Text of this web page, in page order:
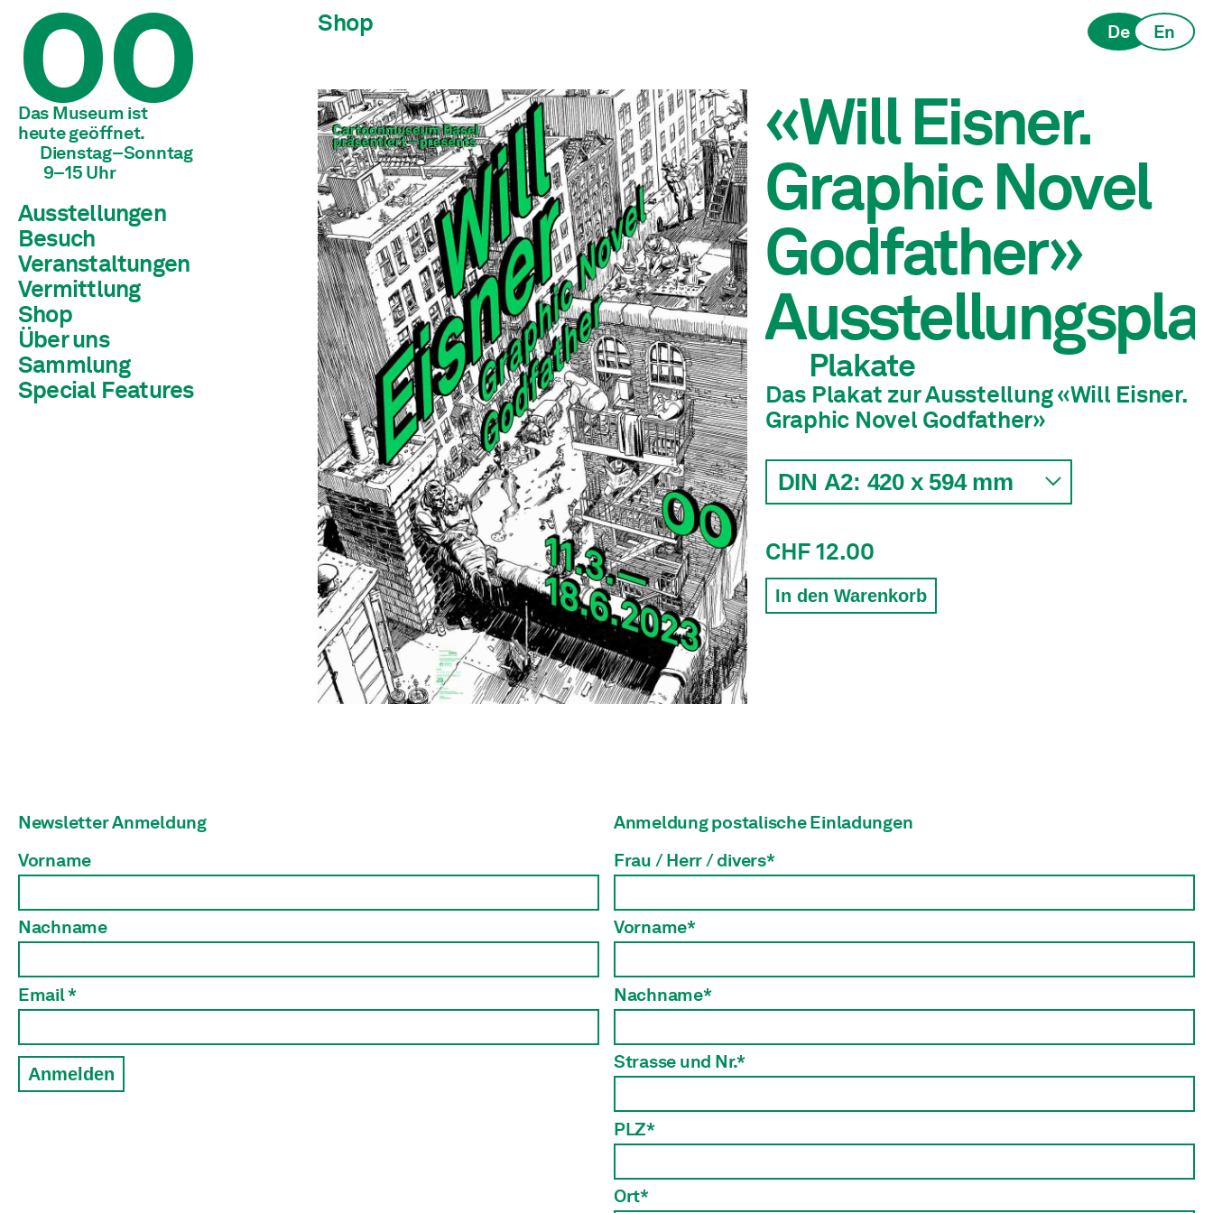
De En
Ausstellungen
Aktuell
Vorschau
Archiv
Besuch
Veranstaltungen
Vermittlung
Kinder & Jugendliche
Schulen & Universitäten
Erwachsene
Shop
Über uns
Team
Leitbild
Geschichte
Sammlung
Bibliothek
Special Features
Das Museum ist
heute geöffnet.
Dienstag–Sonntag
9–15 Uhr
Shop
«Will Eisner.
Graphic Novel
Godfather»
Plakate
Das Plakat zur Ausstellung «Will Eisner.
Graphic Novel Godfather»
CHF 12.00
In den Warenkorb
Newsletter Anmeldung
Vorname
Nachname
Email *
Anmelden
Anmeldung postalische Einladungen
Frau / Herr / divers*
Vorname*
Nachname*
Strasse und Nr.*
PLZ*
Ort*